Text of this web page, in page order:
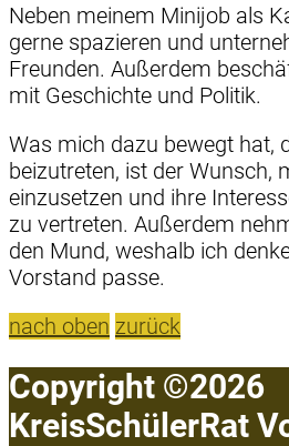
Neben meinem Minijob als
gerne spazieren und
Freunden. Außerdem
mit Geschichte und Politik.
Was mich dazu bewegt hat,
beizutreten, ist der Wunsch,
einzusetzen und ihre
zu vertreten. Außerdem
den Mund, weshalb ich
Vorstand passe.
nach oben zurück
Copyright ©2026
KreisSchülerRat